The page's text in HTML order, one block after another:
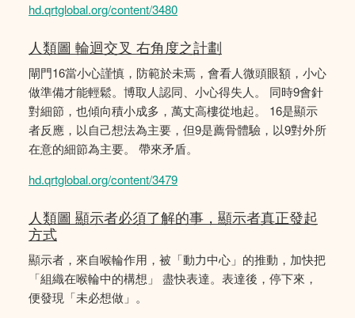
hd.qrtglobal.org/content/3480
人類圖 輪迴交叉 右角度之計劃
閘門16當小心謹慎，防範於未焉，會看人微頭眼額，小心
做準備才能輕鬆。博取人認同、小心得失人。 同時9會針
對細節，也傾向積小成多，萬丈高樓從地起。 16是顯示
者反應，以自己想法為主要，但9是薦骨體驗，以9對外所
在意的細節為主要。 帶來矛盾。
hd.qrtglobal.org/content/3479
人類圖 顯示者必須了解的事，顯示者真正發起
方式
顯示者，來自喉輪作用，被「動力中心」的推動，加快把
「組織在喉輪中的構想」 盡快表達。表達後，停下來，
便發現「未必想做」。